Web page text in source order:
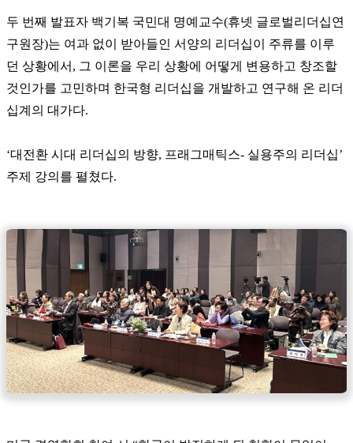
두 번째 발표자 백기복 국민대 명예교수(휴넷 글로벌리더십연
구원장)는 여과 없이 받아들인 서양의 리더십이 주류를 이루
던 상황에서, 그 이론을 우리 상황에 어떻게 변용하고 창조할
것인가를 고민하며 한국형 리더십을 개발하고 연구해 온 리더
십계의 대가다.
‘대전환 시대 리더십의 방향, 프래그매틱스- 실용주의 리더십’
주제 강의를 펼쳤다.